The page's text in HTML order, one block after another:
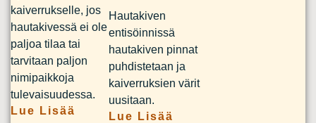
kaiverrukselle, jos
hautakivessä ei ole
paljoa tilaa tai
tarvitaan paljon
nimipaikkoja
tulevaisuudessa.
Lue Lisää
Hautakiven
entisöinnissä
hautakiven pinnat
puhdistetaan ja
kaiverruksien värit
uusitaan.
Lue Lisää